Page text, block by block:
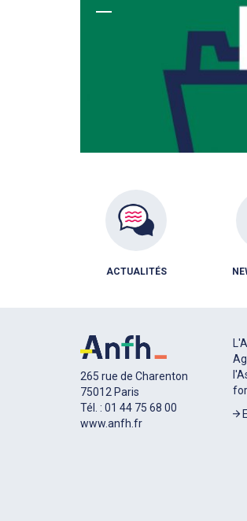
ACTUALITÉS
265 rue de Charenton
75012 Paris
Tél. : 01 44 75 68 00
www.anfh.fr